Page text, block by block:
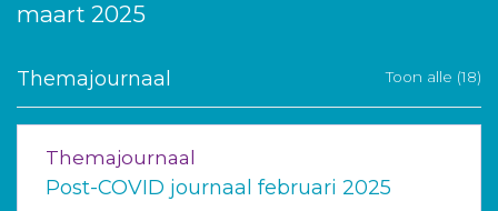
maart 2025
Themajournaal Toon alle (18)
Themajournaal
Post-COVID journaal februari 2025